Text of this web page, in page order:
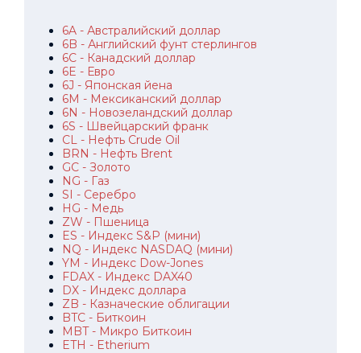
6A - Австралийский доллар
6B - Английский фунт стерлингов
6C - Канадский доллар
6E - Евро
6J - Японская йена
6M - Мексиканский доллар
6N - Новозеландский доллар
6S - Швейцарский франк
CL - Нефть Crude Oil
BRN - Нефть Brent
GC - Золото
NG - Газ
SI - Серебро
HG - Медь
ZW - Пшеница
ES - Индекс S&P (мини)
NQ - Индекс NASDAQ (мини)
YM - Индекс Dow-Jones
FDAX - Индекс DAX40
DX - Индекс доллара
ZB - Казначеские облигации
BTC - Биткоин
MBT - Микро Биткоин
ETH - Etherium